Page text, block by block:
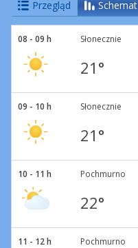
Przegląd Schemat
08 - 09 h Słonecznie
21°
09 - 10 h Słonecznie
21°
10 - 11 h Pochmurno
22°
11 - 12 h Pochmurno